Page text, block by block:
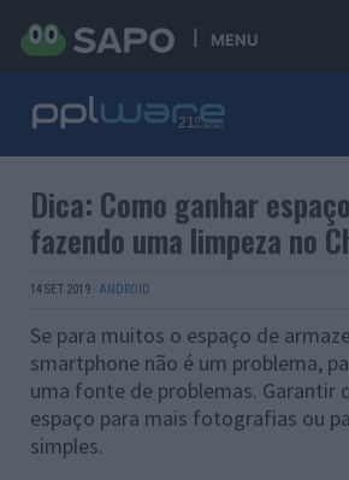
MENU
Dica: Como ganhar
fazendo uma limpeza no
14 SET 2019 · ANDROID
Se para muitos o espaço de
smartphone não é um problema,
uma fonte de problemas. Garantir
espaço para mais fotografias ou
simples.